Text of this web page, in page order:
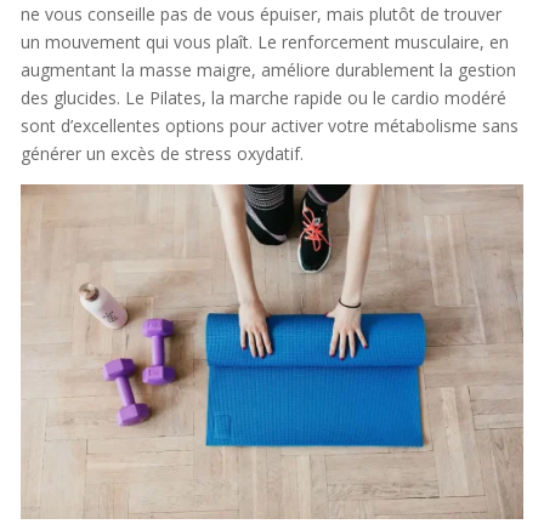
ne vous conseille pas de vous épuiser, mais plutôt de trouver
un mouvement qui vous plaît. Le renforcement musculaire, en
augmentant la masse maigre, améliore durablement la gestion
des glucides. Le Pilates, la marche rapide ou le cardio modéré
sont d’excellentes options pour activer votre métabolisme sans
générer un excès de stress oxydatif.